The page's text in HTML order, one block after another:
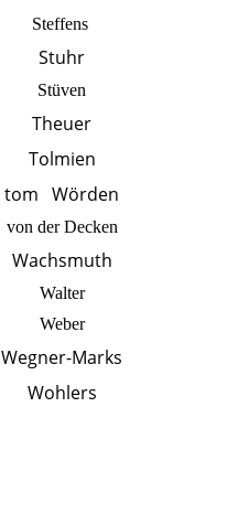
Steffens
Stuhr
Stüven
Theuer
Tolmien
tom Wörden
von der Decken
Wachsmuth
Walter
Weber
Wegner-Marks
Wohlers